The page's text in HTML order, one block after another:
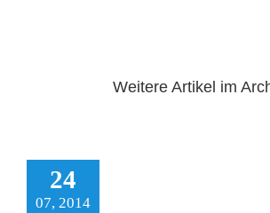
Weitere Artikel im
24
07, 2014